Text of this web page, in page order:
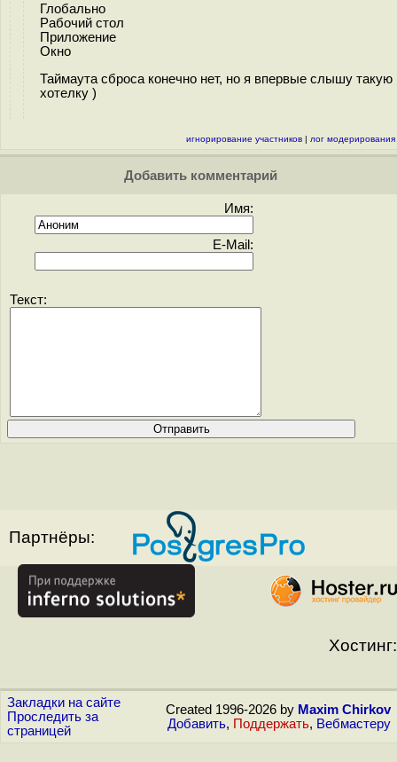
Глобально
Рабочий стол
Приложение
Окно
Таймаута сброса конечно нет, но я впервые слышу такую
хотелку )
игнорирование участников | лог модерирования
Добавить комментарий
Имя:
E-Mail:
Текст:
Партнёры:
Хостинг:
Закладки на сайте
Проследить за
страницей
Created 1996-2026 by Maxim Chirkov
Добавить, Поддержать, Вебмастеру